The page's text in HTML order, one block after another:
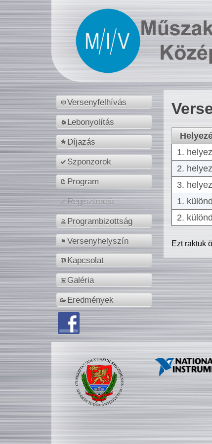
Versenyfelhívás
Lebonyolítás
Díjazás
Szponzorok
Program
Regisztráció
Programbizottság
Versenyhelyszín
Kapcsolat
Galéria
Eredmények
1.
2.
3.
1.
2.
Ezt raktuk